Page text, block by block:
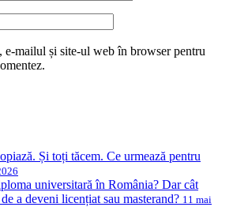
e-mailul și site-ul web în browser pentru
Și toți tăcem. Ce urmează pentru
universitară în România? Dar cât
a deveni licențiat sau masterand? 11 mai